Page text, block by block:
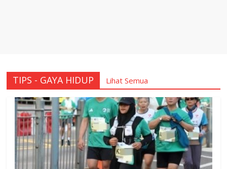
TIPS - GAYA HIDUP Lihat Semua